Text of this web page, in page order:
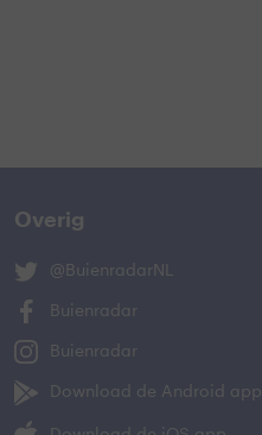
Overig
@BuienradarNL
Buienradar
Buienradar
Download de Android app